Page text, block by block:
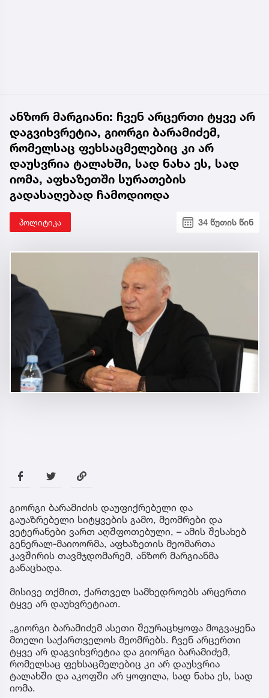
ანზორ მარგიანი: ჩვენ არცერთი ტყვე არ
დაგვიხვრეტია, გიორგი ბარამიძემ,
რომელსაც ფეხსაცმელებიც კი არ
დაუსვრია ტალახში, სად ნახა ეს, სად
იომა, აფხაზეთში სურათების
გადასაღებად ჩამოდიოდა
პოლიტიკა 34 წუთის წინ
გიორგი ბარამიძის დაუფიქრებელი და
გაუაზრებელი სიტყვების გამო, მეომრები და
ვეტერანები ვართ აღშფოთებული, – ამის შესახებ
გენერალ-მაიოორმა, აფხაზეთის მეომართა
კავშირის თავმჯდომარემ, ანზორ მარგიანმა
განაცხადა.
მისივე თქმით, ქართველ სამხედროებს არცერთი
ტყვე არ დაუხვრეტიათ.
„გიორგი ბარამიძემ ასეთი შეურაცხყოფა მოგვაყენა
მთელი საქართველოს მეომრებს. ჩვენ არცერთი
ტყვე არ დაგვიხვრეტია და გიორგი ბარამიძემ,
რომელსაც ფეხსაცმელებიც კი არ დაუსვრია
ტალახში და აკოფში არ ყოფილა, სად ნახა ეს, სად
იომა.